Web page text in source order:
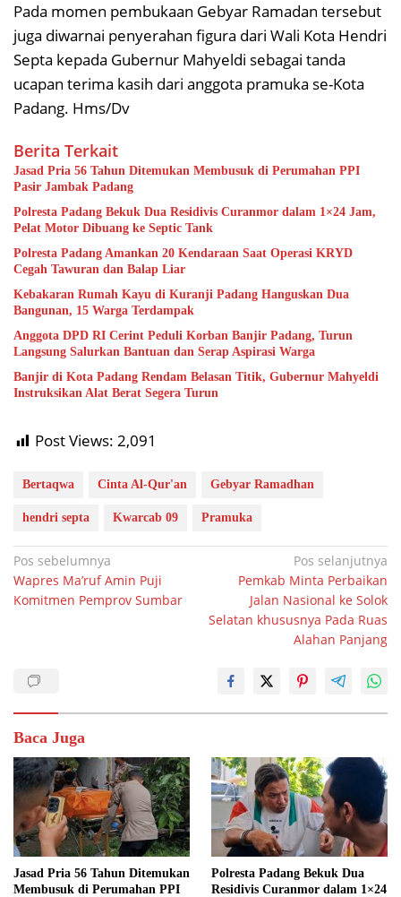
Pada momen pembukaan Gebyar Ramadan tersebut
juga diwarnai penyerahan figura dari Wali Kota Hendri
Septa kepada Gubernur Mahyeldi sebagai tanda
ucapan terima kasih dari anggota pramuka se-Kota
Padang. Hms/Dv
Berita Terkait
Jasad Pria 56 Tahun Ditemukan Membusuk di Perumahan PPI
Pasir Jambak Padang
Polresta Padang Bekuk Dua Residivis Curanmor dalam 1×24 Jam,
Pelat Motor Dibuang ke Septic Tank
Polresta Padang Amankan 20 Kendaraan Saat Operasi KRYD
Cegah Tawuran dan Balap Liar
Kebakaran Rumah Kayu di Kuranji Padang Hanguskan Dua
Bangunan, 15 Warga Terdampak
Anggota DPD RI Cerint Peduli Korban Banjir Padang, Turun
Langsung Salurkan Bantuan dan Serap Aspirasi Warga
Banjir di Kota Padang Rendam Belasan Titik, Gubernur Mahyeldi
Instruksikan Alat Berat Segera Turun
Post Views: 2,091
Bertaqwa Cinta Al-Qur'an Gebyar Ramadhan
hendri septa Kwarcab 09 Pramuka
Navigasi
pos
Pos sebelumnya
Wapres Ma’ruf Amin Puji
Komitmen Pemprov Sumbar
Pos selanjutnya
Pemkab Minta Perbaikan
Jalan Nasional ke Solok
Selatan khususnya Pada Ruas
Alahan Panjang
Baca Juga
Jasad Pria 56 Tahun Ditemukan
Membusuk di Perumahan PPI
Polresta Padang Bekuk Dua
Residivis Curanmor dalam 1×24